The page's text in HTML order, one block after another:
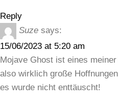
Reply
Suze says:
15/06/2023 at 5:20 am
Mojave Ghost ist eines
also wirklich große
es wurde nicht enttäuscht!